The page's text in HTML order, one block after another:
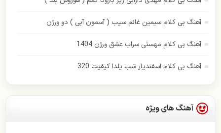
حمید هیراد
آهنگ بی کلام سیمین غانم سیب ( آسمون آبی ) دو ورژن
آهنگ بی کلام مهستی سراب عشق ورژن 1404
آهنگ بی کلام اسفندیار شب یلدا کیفیت 320
آهنگ های ویژه